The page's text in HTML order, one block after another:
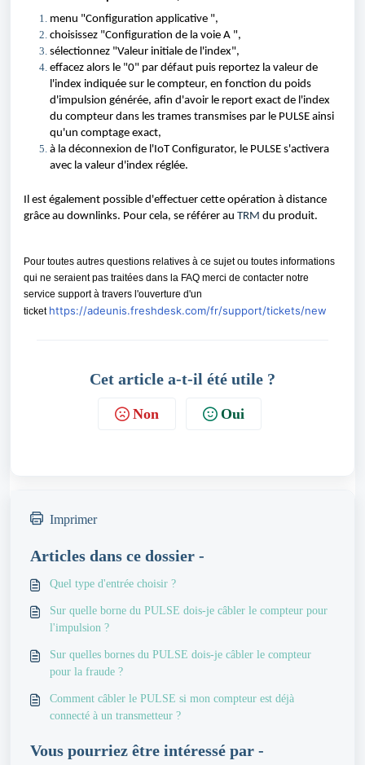
menu "Configuration applicative ",
choisissez "Configuration de la voie A ",
sélectionnez "Valeur initiale de l'index",
effacez alors le "0" par défaut puis reportez la valeur de
l'index indiquée sur le compteur, en fonction du poids
d'impulsion générée, afin d'avoir le report exact de l'index
du compteur dans les trames transmises par le PULSE ainsi
qu'un comptage exact,
à la déconnexion de l'IoT Configurator, le PULSE s'activera
avec la valeur d'index réglée.
Il est également possible d'effectuer cette opération à distance
grâce au downlinks. Pour cela, se référer au TRM du produit.
Pour toutes autres questions relatives à ce sujet ou toutes informations
qui ne seraient pas traitées dans la FAQ merci de contacter notre
service support à travers l'ouverture d'un
ticket https://adeunis.freshdesk.com/fr/support/tickets/new
Cet article a-t-il été utile ?
Non Oui
Imprimer
Articles dans ce dossier -
Quel type d'entrée choisir ?
Sur quelle borne du PULSE dois-je câbler le compteur pour
l'impulsion ?
Sur quelles bornes du PULSE dois-je câbler le compteur
pour la fraude ?
Comment câbler le PULSE si mon compteur est déjà
connecté à un transmetteur ?
Vous pourriez être intéressé par -